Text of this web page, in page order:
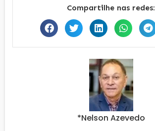
Compartilhe nas redes:
*Nelson Azevedo